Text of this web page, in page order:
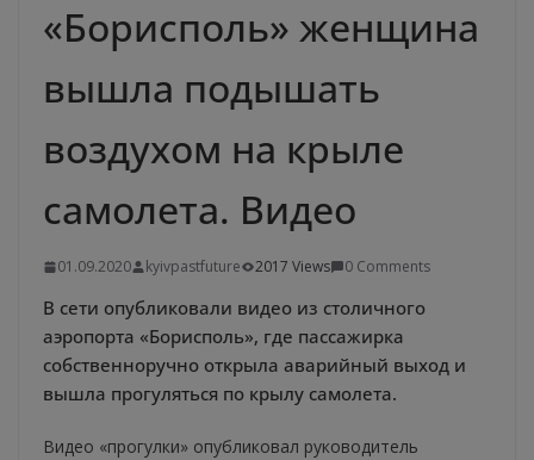
«Борисполь» женщина
вышла подышать
воздухом на крыле
самолета. Видео
01.09.2020 kyivpastfuture 2017 Views 0 Comments
В сети опубликовали видео из столичного
аэропорта «Борисполь», где пассажирка
собственноручно открыла аварийный выход и
вышла прогуляться по крылу самолета.
Видео «прогулки» опубликовал руководитель